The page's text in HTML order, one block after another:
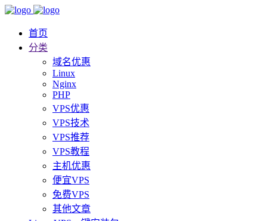
首页
分类
域名优惠
Linux
Nginx
PHP
VPS优惠
VPS技术
VPS推荐
VPS教程
主机优惠
便宜VPS
免费VPS
其他文章